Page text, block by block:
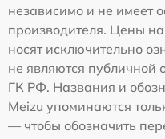
независимо и не имеет
производителя. Цены
носят исключительно
не являются публичной
ГК РФ. Названия и
Meizu упоминаются
— чтобы обозначить